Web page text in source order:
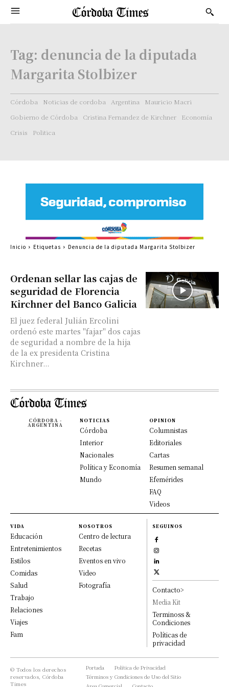
Tag: denuncia de la diputada
Margarita Stolbizer
Córdoba Noticias de cordoba Argentina
Mauricio Macri
Gobierno de Córdoba
Cristina Fernandez de Kirchner
Economía
Crisis
Politica
Ordenan sellar las cajas de
seguridad de Florencia
Kirchner del Banco Galicia
El juez federal Julián Ercolini
ordenó este martes "fajar" dos cajas
de seguridad a nombre de la hija
de la ex presidenta Cristina
Kirchner...
Inicio Etiquetas Denuncia de la diputada Margarita Stolbizer
CÓRDOBA -
ARGENTINA
NOTICIAS
Córdoba
Interior
Nacionales
Política y Economía
Mundo
OPINION
Columnistas
Editoriales
Cartas
Resumen semanal
Efemérides
FAQ
Videos
VIDA
Educación
Entretenimientos
Estilos
Comidas
Salud
Trabajo
Relaciones
Viajes
Fam
NOSOTROS
Centro de lectura
Recetas
Eventos en vivo
Video
Fotografía
SEGUINOS
Contacto>
Media Kit
Terminoss &
Condiciones
Políticas de
privacidad
© Todos los derechos
reservados, Córdoba
Times
Portada
Política de Privacidad
Términos y Condiciones de Uso del Sitio